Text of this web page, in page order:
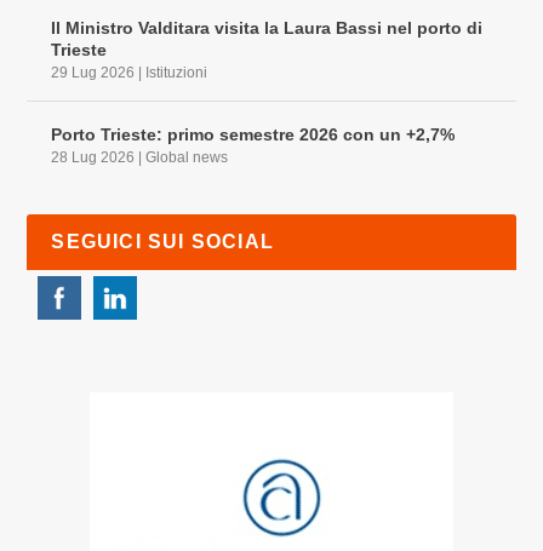
Il Ministro Valditara visita la Laura Bassi nel porto di
Trieste
29 Lug 2026 Istituzioni
Porto Trieste: primo semestre 2026 con un +2,7%
28 Lug 2026 |Global news
SEGUICI SUI SOCIAL